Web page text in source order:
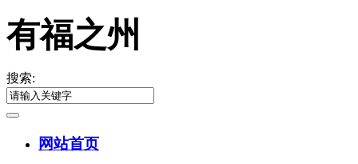
有福之州
搜索:
网站首页